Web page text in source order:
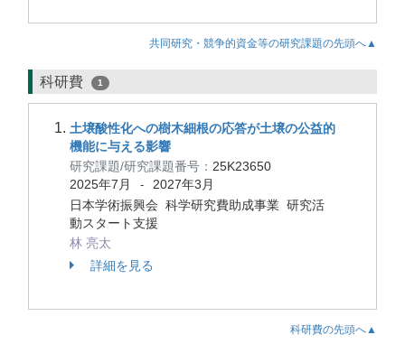
共同研究・競争的資金等の研究課題の先頭へ▲
科研費 1
土壌酸性化への樹木細根の応答が土壌の公益的
機能に与える影響
研究課題/研究課題番号： 25K23650
2025年7月
-
2027年3月
日本学術振興会 科学研究費助成事業 研究活
動スタート支援
林 亮太
詳細を見る
科研費の先頭へ▲